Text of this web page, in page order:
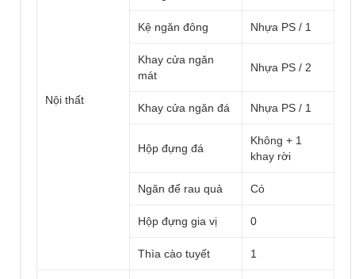
Nội thất
Kệ ngăn đông Nhựa PS / 1
Khay cửa ngăn
mát
Nhựa PS / 2
Khay cửa ngăn đá Nhựa PS / 1
Hộp đựng đá
Không + 1
khay rời
Ngăn để rau quả Có
Hộp đựng gia vị 0
Thìa cào tuyết 1